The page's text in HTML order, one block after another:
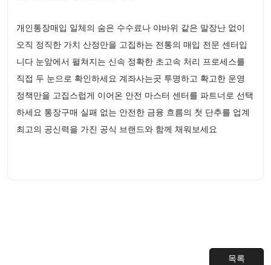
개인통장매입 일체의 숨은 수수료나 야바위 같은 말장난 없이
오직 정직한 가치 산정만을 고집하는 전통의 매입 전문 센터입
니다 눈앞에서 펼쳐지는 신속 정확한 초고속 처리 프로세스를
직접 두 눈으로 확인하세요 계좌사는곳 투명하고 확고한 운영
정책만을 고집스럽게 이어온 안전 마스터 센터를 파트너로 선택
하세요 통장구매 실패 없는 안전한 금융 흐름의 첫 단추를 업계
최고의 공신력을 가진 공식 브랜드와 함께 채워보세요
목록